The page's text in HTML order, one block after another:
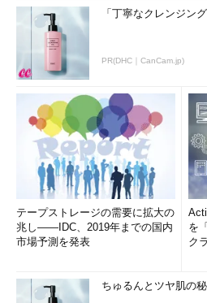
「丁寧なクレンジン
PR(DHC｜CanCam.jp)
テープストレージの需要に拡大の
兆し――IDC、2019年までの国内
市場予測を発表
を
ク
ちゅるんとツヤ肌の